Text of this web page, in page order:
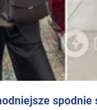
spodnie